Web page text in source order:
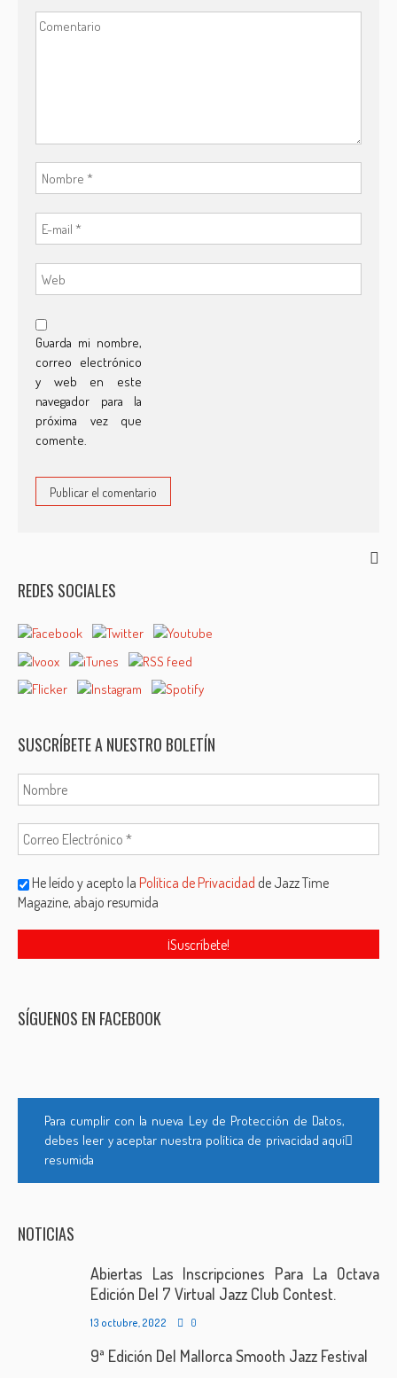
Guarda mi nombre,
correo electrónico
y web en este
navegador para la
próxima vez que
comente.
REDES SOCIALES
SUSCRÍBETE A NUESTRO BOLETÍN
He leído y acepto laPolítica de Privacidad de Jazz Time
Magazine, abajo resumida
SÍGUENOS EN FACEBOOK
Para cumplir con la nueva Ley de Protección de Datos,
debes leer y aceptar nuestra política de privacidad aquí
resumida
NOTICIAS
Abiertas Las Inscripciones Para La Octava
Edición Del 7 Virtual Jazz Club Contest.
13 octubre, 2022 0
9ª Edición Del Mallorca Smooth Jazz Festival